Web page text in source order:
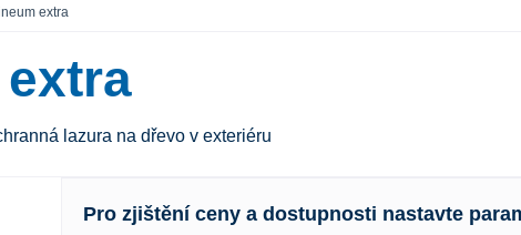
extra
lazura na dřevo v exteriéru
Pro zjištění ceny a dostupnosti nastavte